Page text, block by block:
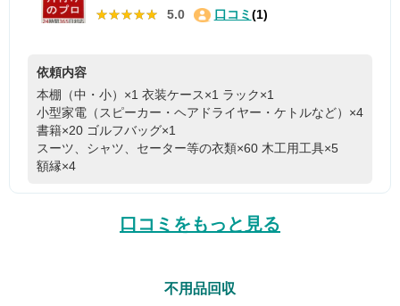
★★★★★
★★★★★ 5.0 口コミ (1)
依頼内容
本棚（中・小）×1 衣装ケース×1 ラック×1
小型家電（スピーカー・ヘアドライヤー・ケトルなど）×4
書籍×20 ゴルフバッグ×1
スーツ、シャツ、セーター等の衣類×60 木工用工具×5
額縁×4
口コミをもっと見る
不用品回収